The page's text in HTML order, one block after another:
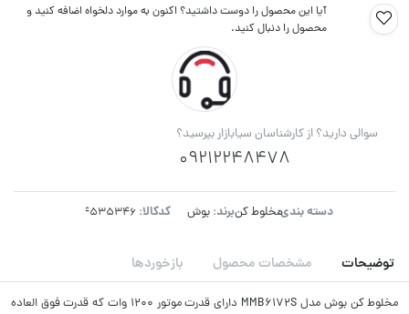
آیا این محصول را دوست داشتید؟ اکنون به موارد دلخواه اضافه کنید و
محصول را دنبال کنید.
سوالی دارید؟ از کارشناسان سیابازار بپرسید؟
09212248478
دسته بندی:مخلوط کنبرند:بوش کدکالا:
توضیحات مشخصات محصول بازخوردها
مخلوط کن بوش مدل MMB6172S دارای قدرت موتور 1200 وات که قدرت فوق العاده